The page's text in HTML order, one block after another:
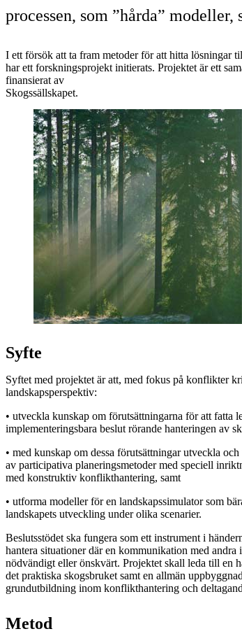
processen, som ”hårda”
I ett försök att ta fram metoder för att hitta
har ett forskningsprojekt initierats. Projektet är ett
finansierat av
Skogssällskapet.
Syfte
Syftet med projektet är att, med fokus på konflikter
landskapsperspektiv:
• utveckla kunskap om förutsättningarna för att fatta
implementeringsbara beslut rörande hanteringen av
• med kunskap om dessa förutsättningar utveckla
av participativa planeringsmetoder med speciell
med konstruktiv konflikthantering, samt
• utforma modeller för en landskapssimulator som
landskapets utveckling under olika scenarier.
Beslutsstödet ska fungera som ett instrument i
hantera situationer där en kommunikation med andra
nödvändigt eller önskvärt. Projektet skall leda till en
det praktiska skogsbruket samt en allmän
grundutbildning inom konflikthantering och
Metod